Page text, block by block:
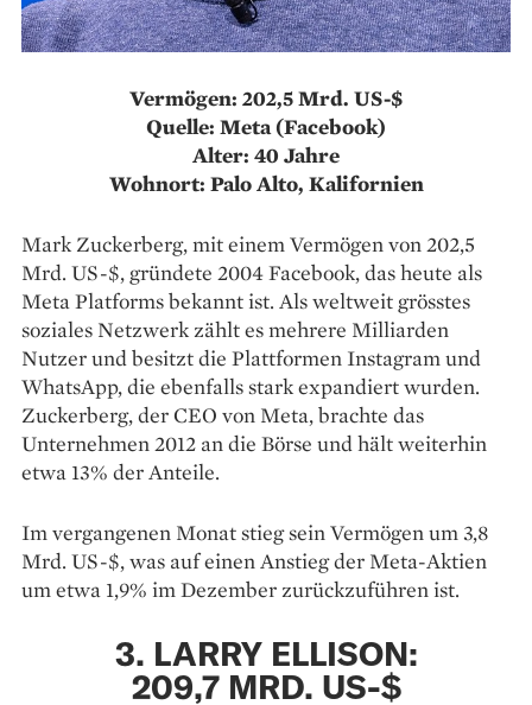
Vermögen: 202,5 Mrd. US-$
Quelle: Meta (Facebook)
Alter: 40 Jahre
Wohnort: Palo Alto, Kalifornien
Mark Zuckerberg, mit einem Vermögen von 202,5
Mrd. US-$, gründete 2004 Facebook, das heute als
Meta Platforms bekannt ist. Als weltweit grösstes
soziales Netzwerk zählt es mehrere Milliarden
Nutzer und besitzt die Plattformen Instagram und
WhatsApp, die ebenfalls stark expandiert wurden.
Zuckerberg, der CEO von Meta, brachte das
Unternehmen 2012 an die Börse und hält weiterhin
etwa 13% der Anteile.
Im vergangenen Monat stieg sein Vermögen um 3,8
Mrd. US-$, was auf einen Anstieg der Meta-Aktien
um etwa 1,9% im Dezember zurückzuführen ist.
3. LARRY ELLISON:
209,7 MRD. US-$